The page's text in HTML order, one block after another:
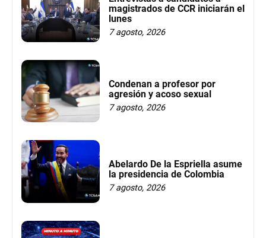
magistrados de CCR iniciarán el
lunes
7 agosto, 2026
Condenan a profesor por
agresión y acoso sexual
7 agosto, 2026
Abelardo De la Espriella asume
la presidencia de Colombia
7 agosto, 2026